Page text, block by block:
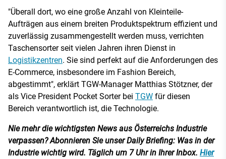
"Überall dort, wo eine große Anzahl von Kleinteile-
Aufträgen aus einem breiten Produktspektrum effizient und
zuverlässig zusammengestellt werden muss, verrichten
Taschensorter seit vielen Jahren ihren Dienst in
Logistikzentren. Sie sind perfekt auf die Anforderungen des
E-Commerce, insbesondere im Fashion Bereich,
abgestimmt", erklärt TGW-Manager Matthias Stötzner, der
als Vice President Pocket Sorter bei TGW für diesen
Bereich verantwortlich ist, die Technologie.
Nie mehr die wichtigsten News aus Österreichs Industrie
verpassen? Abonnieren Sie unser Daily Briefing: Was in der
Industrie wichtig wird. Täglich um 7 Uhr in Ihrer Inbox. Hier